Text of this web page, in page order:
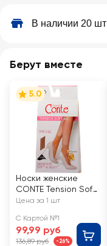
В наличии 20 шт
Берут вместе
5.0
Носки женские
CONTE Tension Soft
40 den, natural, Арт.
Цена за 1 шт
С Картой №1
99,99 руб
136,89 руб -26%